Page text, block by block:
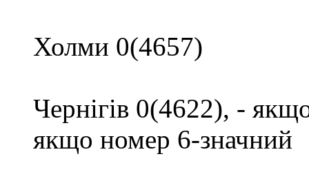
Холми 0(4657)
Чернігів 0(4622), -
якщо номер 6-значний